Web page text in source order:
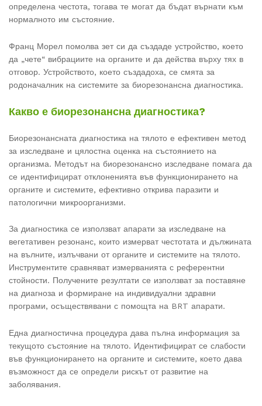
определена честота, тогава те могат да бъдат върнати към
нормалното им състояние.
Франц Морел помолва зет си да създаде устройство, което
да „чете“ вибрациите на органите и да действа върху тях в
отговор. Устройството, което създадоха, се смята за
родоначалник на системите за биорезонансна диагностика.
Какво е биорезонансна диагностика?
Биорезонансната диагностика на тялото е ефективен метод
за изследване и цялостна оценка на състоянието на
организма. Методът на биорезонансно изследване помага да
се идентифицират отклоненията във функционирането на
органите и системите, ефективно открива паразити и
патологични микроорганизми.
За диагностика се използват апарати за изследване на
вегетативен резонанс, които измерват честотата и дължината
на вълните, излъчвани от органите и системите на тялото.
Инструментите сравняват измерванията с референтни
стойности. Получените резултати се използват за поставяне
на диагноза и формиране на индивидуални здравни
програми, осъществявани с помощта на BRT апарати.
Една диагностична процедура дава пълна информация за
текущото състояние на тялото. Идентифицират се слабости
във функционирането на органите и системите, което дава
възможност да се определи рискът от развитие на
заболявания.